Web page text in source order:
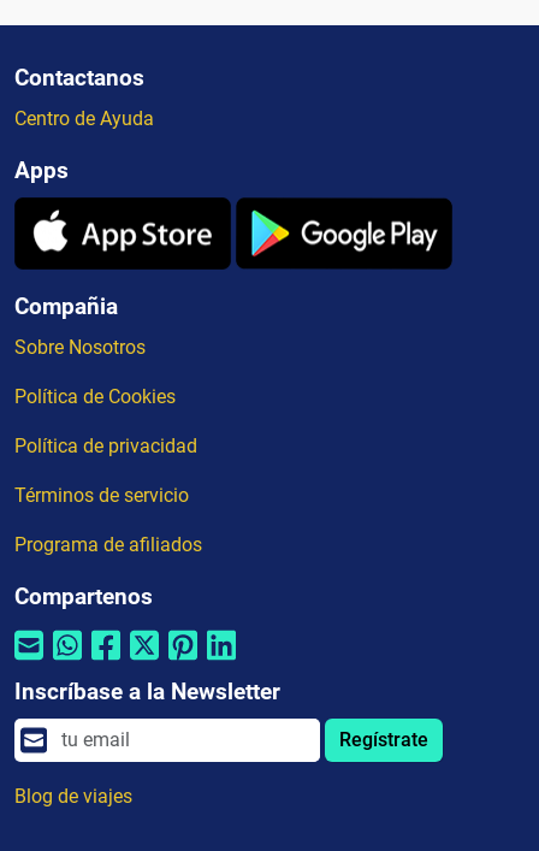
Contactanos
Centro de Ayuda
Apps
Compañia
Sobre Nosotros
Política de Cookies
Política de privacidad
Términos de servicio
Programa de afiliados
Compartenos
Inscríbase a la Newsletter
Regístrate
Blog de viajes